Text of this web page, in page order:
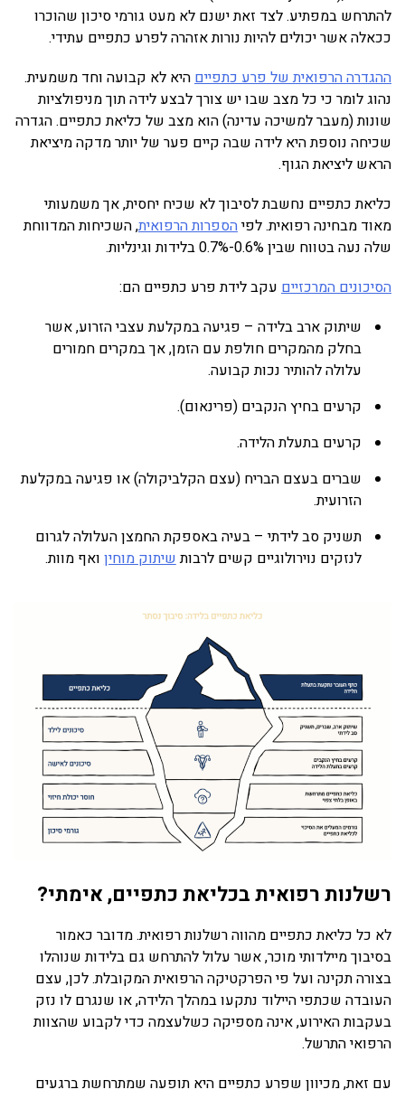
להתרחש במפתיע. לצד זאת ישנם לא מעט גורמי סיכון שהוכרו
ככאלה אשר יכולים להיות נורות אזהרה לפרע כתפיים עתידי.
ההגדרה הרפואית של פרע כתפייםהיא לא קבועה וחד משמעית.
נהוג לומר כי כל מצב שבו יש צורך לבצע לידה תוך מניפולציות
שונות (מעבר למשיכה עדינה) הוא מצב של כליאת כתפיים. הגדרה
שכיחה נוספת היא לידה שבה קיים פער של יותר מדקה מיציאת
הראש ליציאת הגוף.
כליאת כתפיים נחשבת לסיבוך לא שכיח יחסית, אך משמעותי
מאוד מבחינה רפואית. לפיהספרות הרפואית, השכיחות המדווחת
שלה נעה בטווח שבין 0.6%-0.7% בלידות וגינליות.
הסיכונים המרכזיים עקב לידת פרע כתפיים הם:
שיתוק ארב בלידה – פגיעה במקלעת עצבי הזרוע, אשר
בחלק מהמקרים חולפת עם הזמן, אך במקרים חמורים
עלולה להותיר נכות קבועה.
קרעים בחיץ הנקבים (פרינאום).
קרעים בתעלת הלידה.
שברים בעצם הבריח (עצם הקלביקולה) או פגיעה במקלעת
הזרועית.
תשניק סב לידתי – בעיה באספקת החמצן העלולה לגרום
לנזקים נוירולוגיים קשים לרבותשיתוק מוחיןואף מוות.
רשלנות רפואית בכליאת כתפיים, אימתי?
לא כל כליאת כתפיים מהווה רשלנות רפואית. מדובר כאמור
בסיבוך מיילדותי מוכר, אשר עלול להתרחש גם בלידות שנוהלו
בצורה תקינה ועל פי הפרקטיקה הרפואית המקובלת. לכן, עצם
העובדה שכתפי היילוד נתקעו במהלך הלידה, או שנגרם לו נזק
בעקבות האירוע, אינה מספיקה כשלעצמה כדי לקבוע שהצוות
הרפואי התרשל.
עם זאת, מכיוון שפרע כתפיים היא תופעה שמתרחשת ברגעים